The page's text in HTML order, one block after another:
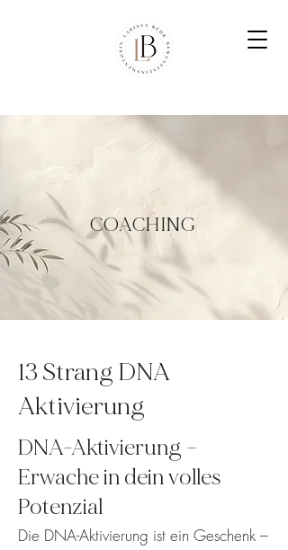
COACHING
13 Strang DNA
Aktivierung
DNA-Aktivierung –
Erwache in dein volles
Potenzial
Die DNA-Aktivierung ist ein Geschenk –